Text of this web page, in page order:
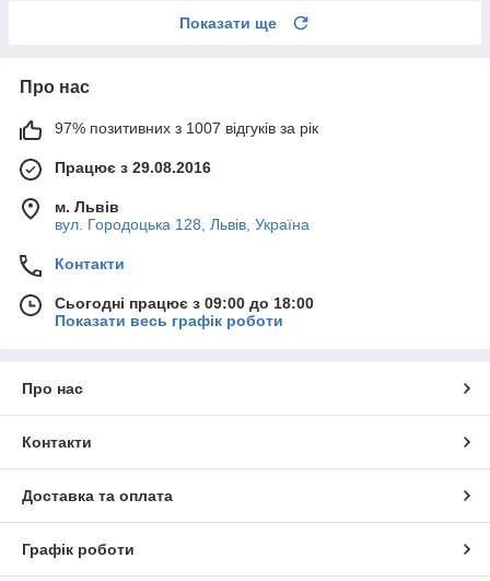
Показати ще
Про нас
97% позитивних з 1007 відгуків за рік
Працює з 29.08.2016
м. Львів
вул. Городоцька 128, Львів, Україна
Контакти
Сьогодні працює з 09:00 до 18:00
Показати весь графік роботи
Про нас
Контакти
Доставка та оплата
Графік роботи